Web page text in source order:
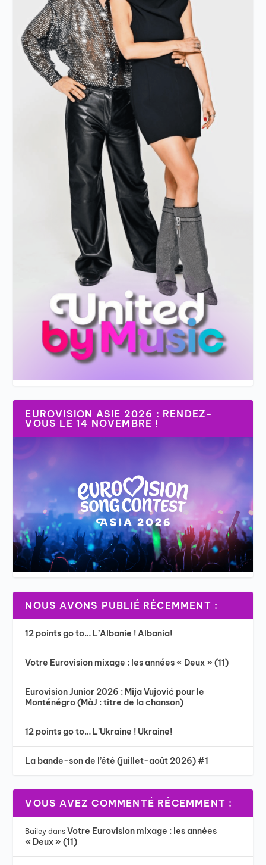
EUROVISION ASIE 2026 : RENDEZ-
VOUS LE 14 NOVEMBRE !
NOUS AVONS PUBLIÉ RÉCEMMENT :
12 points go to… L’Albanie ! Albania!
Votre Eurovision mixage : les années « Deux » (11)
Eurovision Junior 2026 : Mija Vujović pour le
Monténégro (MàJ : titre de la chanson)
12 points go to… L’Ukraine ! Ukraine!
La bande-son de l’été (juillet-août 2026) #1
VOUS AVEZ COMMENTÉ RÉCEMMENT :
Bailey dansVotre Eurovision mixage : les années
« Deux » (11)